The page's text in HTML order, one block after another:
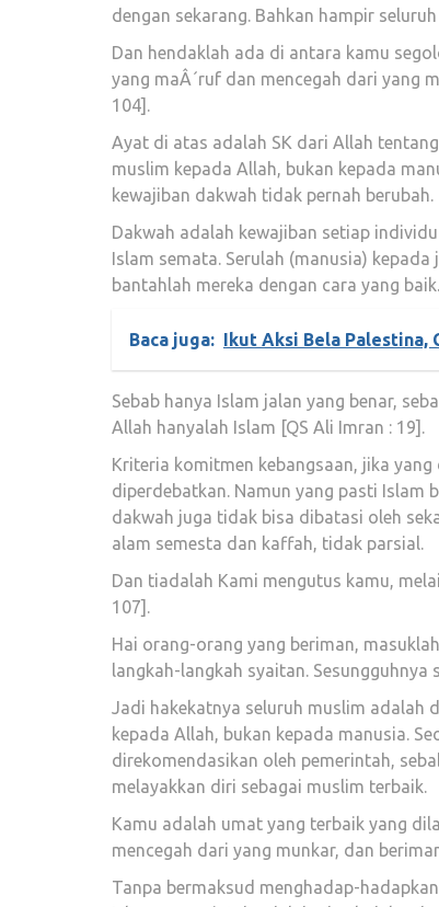
dengan sekarang. Bahkan hampir
Dan hendaklah ada di antara kamu
yang maÂ´ruf dan mencegah dari yang
104].
Ayat di atas adalah SK dari Allah
muslim kepada Allah, bukan kepada
kewajiban dakwah tidak pernah berubah.
Dakwah adalah kewajiban setiap
Islam semata. Serulah (manusia)
bantahlah mereka dengan cara yang
Baca juga: Ikut Aksi Bela Palestina,
Sebab hanya Islam jalan yang benar,
Allah hanyalah Islam [QS Ali Imran : 19].
Kriteria komitmen kebangsaan, jika
diperdebatkan. Namun yang pasti Islam
dakwah juga tidak bisa dibatasi oleh
alam semesta dan kaffah, tidak parsial.
Dan tiadalah Kami mengutus kamu,
107].
Hai orang-orang yang beriman,
langkah-langkah syaitan.
Jadi hakekatnya seluruh muslim adalah
kepada Allah, bukan kepada manusia.
direkomendasikan oleh pemerintah,
melayakkan diri sebagai muslim terbaik.
Kamu adalah umat yang terbaik yang
mencegah dari yang munkar, dan
Tanpa bermaksud menghadap-